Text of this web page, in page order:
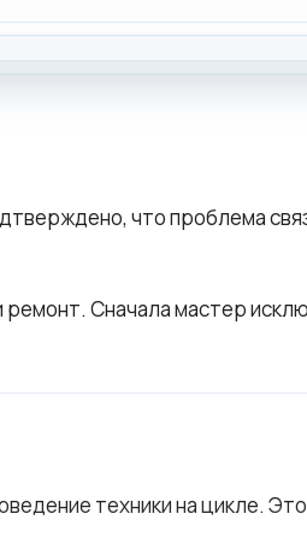
что проблема
Сначала мастер
техники на цикле.